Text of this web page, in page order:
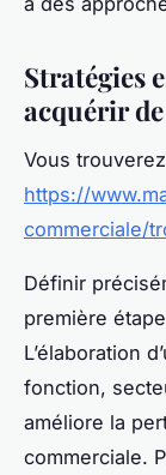
Stratégies
acquérir
Vous
https://
commerciale/
Définir
première
L’élaboration
fonction,
améliore la
commerciale.